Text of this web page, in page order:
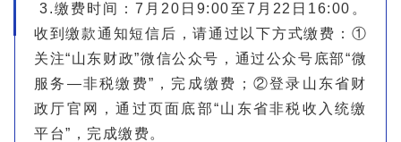
3.缴费时间：7月20日9:00至7月22日16:00。
收到缴款通知短信后，请通过以下方式缴费：①
关注“山东财政”微信公众号，通过公众号底部“微
服务—非税缴费”，完成缴费；②登录山东省财
政厅官网，通过页面底部“山东省非税收入统缴
平台”，完成缴费。